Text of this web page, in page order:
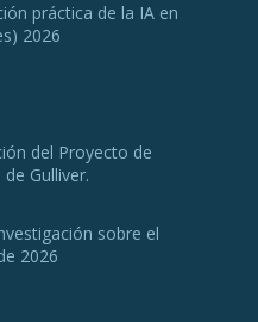
práctica de la IA en
2026
del Proyecto de
Gulliver.
sobre el
2026